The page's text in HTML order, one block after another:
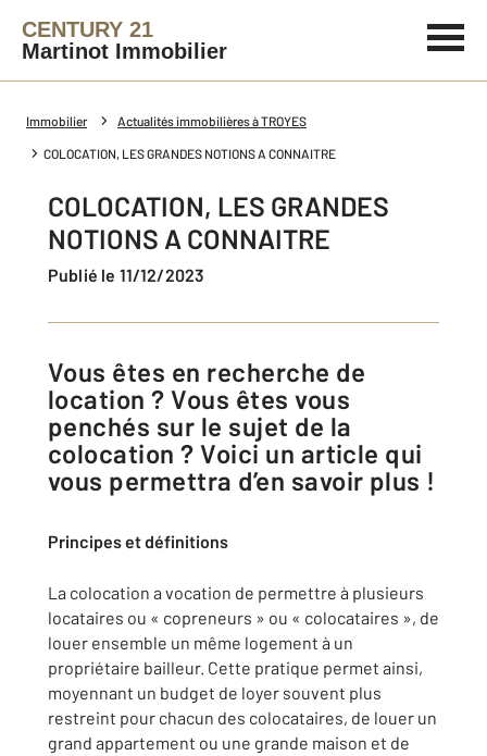
CENTURY 21
Martinot Immobilier
Immobilier Actualités immobilières à TROYES
COLOCATION, LES GRANDES NOTIONS A CONNAITRE
COLOCATION, LES GRANDES
NOTIONS A CONNAITRE
Publié le 11/12/2023
Vous êtes en recherche de
location ? Vous êtes vous
penchés sur le sujet de la
colocation ? Voici un article qui
vous permettra d’en savoir plus !
Principes et définitions
La colocation a vocation de permettre à plusieurs
locataires ou « copreneurs » ou « colocataires », de
louer ensemble un même logement à un
propriétaire bailleur. Cette pratique permet ainsi,
moyennant un budget de loyer souvent plus
restreint pour chacun des colocataires, de louer un
grand appartement ou une grande maison et de